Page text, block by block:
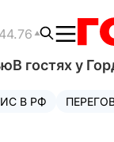
В гостях у
В РФ